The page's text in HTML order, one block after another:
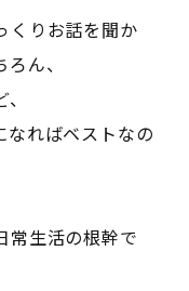
くりお話を聞か
ん、
なればベストなの
常生活の根幹で